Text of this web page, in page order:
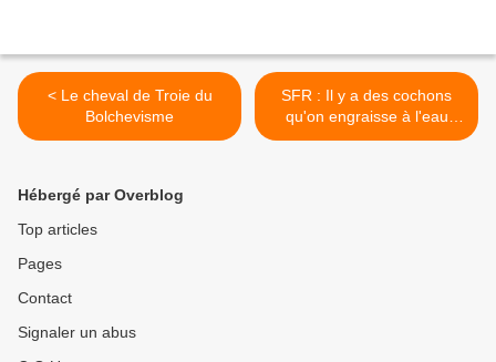
< Le cheval de Troie du
Bolchevisme
SFR : Il y a des cochons
qu'on engraisse à l'eau
claire >
Hébergé par Overblog
Top articles
Pages
Contact
Signaler un abus